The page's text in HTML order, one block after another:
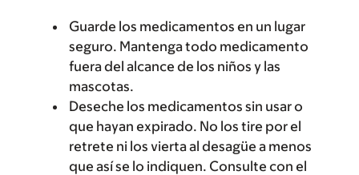
Guarde los medicamentos en un lugar
seguro. Mantenga todo medicamento
fuera del alcance de los niños y las
mascotas.
Deseche los medicamentos sin usar o
que hayan expirado. No los tire por el
retrete ni los vierta al desagüe a menos
que así se lo indiquen. Consulte con el